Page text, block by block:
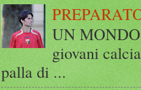
UN
giovani
palla di ...